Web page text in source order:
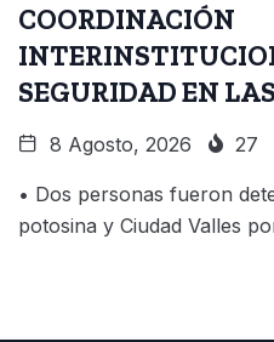
COORDINACIÓN
SEGURIDAD EN
8 Agosto, 2026 27
• Dos personas fueron
potosina y Ciudad Valles